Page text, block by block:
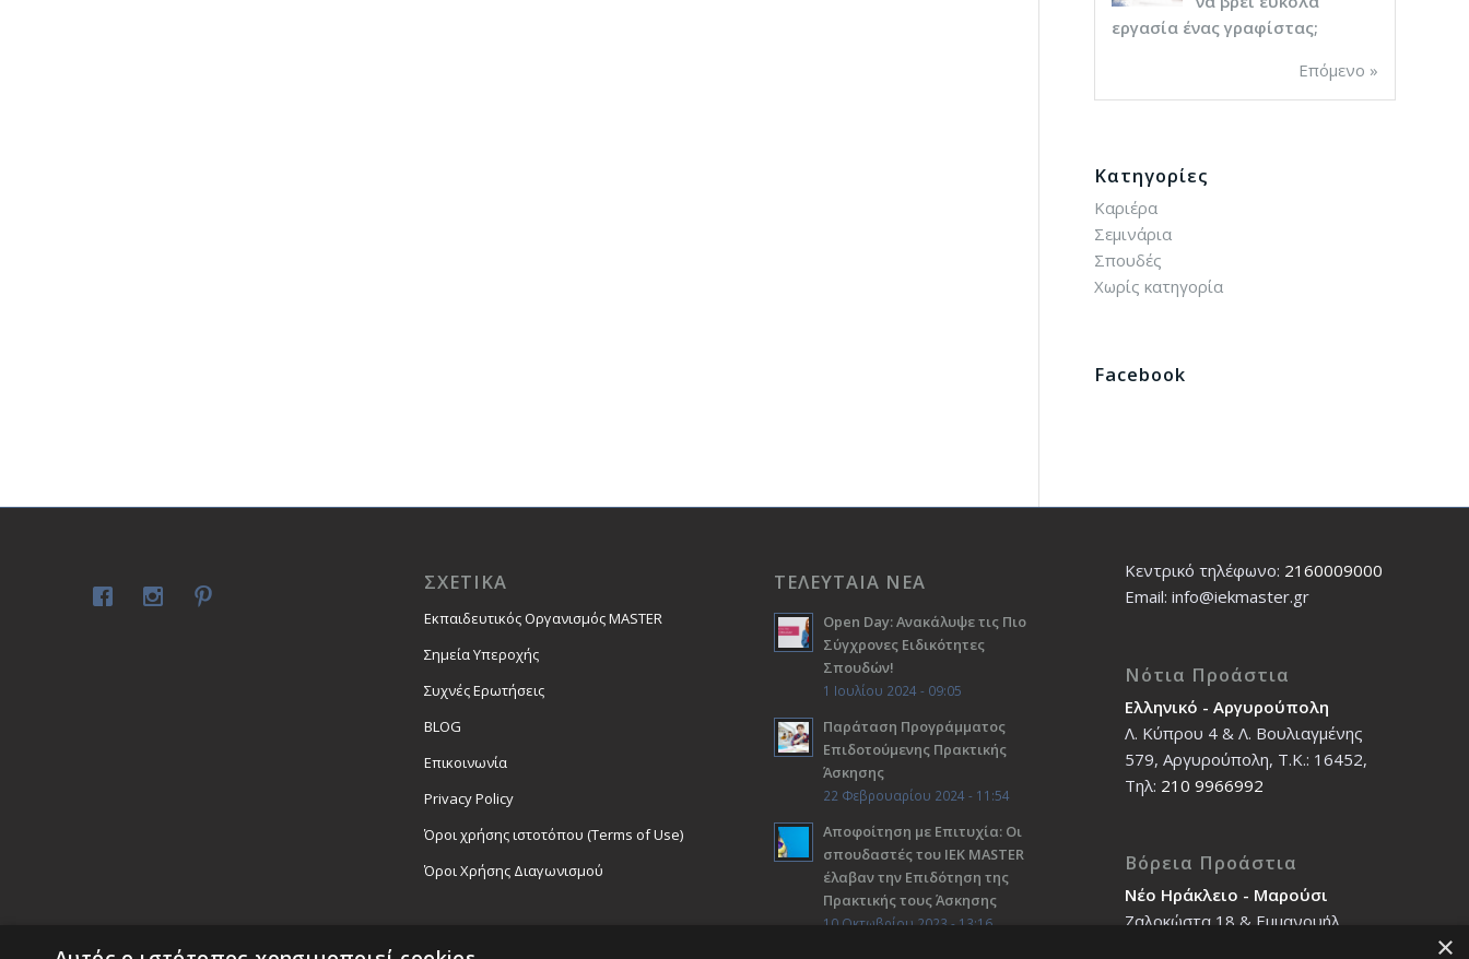
εργασία ένας γραφίστας;
Επόμενο »
Kατηγορίες
Καριέρα
Σεμινάρια
Σπουδές
Χωρίς κατηγορία
Facebook
ΣΧΕΤΙΚΑ
Εκπαιδευτικός Οργανισμός MASTER
Σημεία Υπεροχής
Συχνές Ερωτήσεις
BLOG
Επικοινωνία
Privacy Policy
Όροι χρήσης ιστοτόπου (Terms of Use)
Όροι Χρήσης Διαγωνισμού
ΤΕΛΕΥΤΑΙΑ ΝΕΑ
Open Day: Ανακάλυψε τις Πιο
Σύγχρονες Ειδικότητες
Σπουδών!
1 Ιουλίου 2024 - 09:05
Παράταση Προγράμματος
Επιδοτούμενης Πρακτικής
Άσκησης
22 Φεβρουαρίου 2024 - 11:54
Αποφοίτηση με Επιτυχία: Οι
σπουδαστές του ΙΕΚ ΜΑSTER
έλαβαν την Επιδότηση της
Πρακτικής τους Άσκησης
10 Οκτωβρίου 2023 - 13:16
Κεντρικό τηλέφωνο: 2160009000
Εmail: info@iekmaster.gr
Νότια Προάστια
Ελληνικό - Αργυρούπολη
Λ. Κύπρου 4 & Λ. Βουλιαγμένης
579, Αργυρούπολη, T.K.: 16452,
Τηλ: 210 9966992
Βόρεια Προάστια
Νέο Ηράκλειο - Μαρούσι
Ζαλοκώστα 18 & Εμμανουήλ
×